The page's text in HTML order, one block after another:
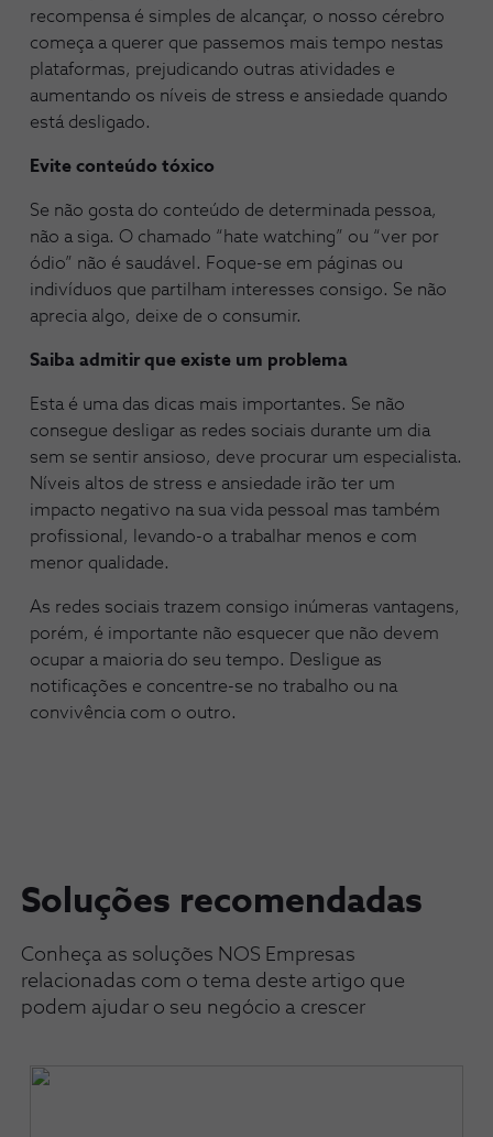
recompensa é simples de alcançar, o nosso cérebro
começa a querer que passemos mais tempo nestas
plataformas, prejudicando outras atividades e
aumentando os níveis de stress e ansiedade quando
está desligado.
Evite conteúdo tóxico
Se não gosta do conteúdo de determinada pessoa,
não a siga. O chamado “hate watching” ou “ver por
ódio” não é saudável. Foque-se em páginas ou
indivíduos que partilham interesses consigo. Se não
aprecia algo, deixe de o consumir.
Saiba admitir que existe um problema
Esta é uma das dicas mais importantes. Se não
consegue desligar as redes sociais durante um dia
sem se sentir ansioso, deve procurar um especialista.
Níveis altos de stress e ansiedade irão ter um
impacto negativo na sua vida pessoal mas também
profissional, levando-o a trabalhar menos e com
menor qualidade.
As redes sociais trazem consigo inúmeras vantagens,
porém, é importante não esquecer que não devem
ocupar a maioria do seu tempo. Desligue as
notificações e concentre-se no trabalho ou na
convivência com o outro.
Soluções recomendadas
Conheça as soluções NOS Empresas
relacionadas com o tema deste artigo que
podem ajudar o seu negócio a crescer